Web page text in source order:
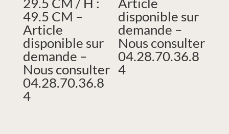
49.5 CM –
Article
disponible sur
demande –
Nous consulter
04.28.70.36.8
4
disponible sur
demande –
Nous consulter
04.28.70.36.8
4